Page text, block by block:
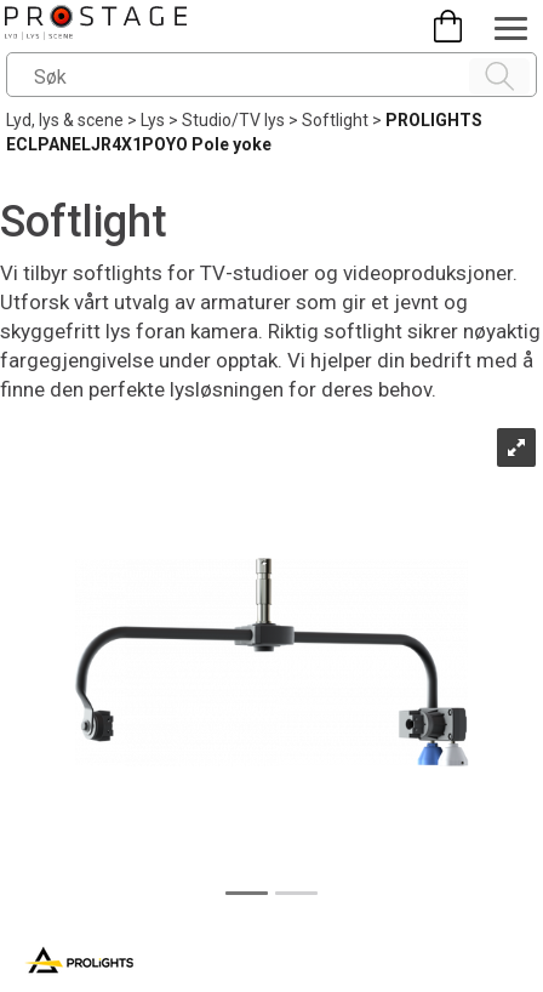
Lyd, lys & scene> Lys>Studio/TV lys>Softlight> PROLIGHTS
ECLPANELJR4X1POYO Pole yoke
Softlight
Vi tilbyr softlights for TV-studioer og videoproduksjoner.
Utforsk vårt utvalg av armaturer som gir et jevnt og
skyggefritt lys foran kamera. Riktig softlight sikrer nøyaktig
fargegjengivelse under opptak. Vi hjelper din bedrift med å
finne den perfekte lysløsningen for deres behov.